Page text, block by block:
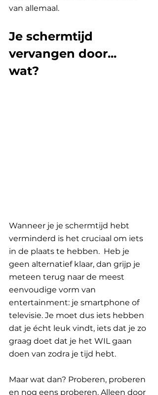
van allemaal.
Je schermtijd
vervangen door...
wat?
Wanneer je je schermtijd hebt
verminderd is het cruciaal om iets
in de plaats te hebben.  Heb je
geen alternatief klaar, dan grijp je
meteen terug naar de meest
eenvoudige vorm van
entertainment: je smartphone of
televisie. Je moet dus iets hebben
dat je écht leuk vindt, iets dat je zo
graag doet dat je het WIL gaan
doen van zodra je tijd hebt.
Maar wat dan? Proberen, proberen
en nog eens proberen. Alleen door